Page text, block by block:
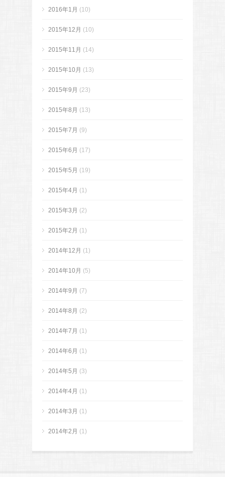
2016年1月 (10)
2015年12月 (10)
2015年11月 (14)
2015年10月 (13)
2015年9月 (23)
2015年8月 (13)
2015年7月 (9)
2015年6月 (17)
2015年5月 (19)
2015年4月 (1)
2015年3月 (2)
2015年2月 (1)
2014年12月 (1)
2014年10月 (5)
2014年9月 (7)
2014年8月 (2)
2014年7月 (1)
2014年6月 (1)
2014年5月 (3)
2014年4月 (1)
2014年3月 (1)
2014年2月 (1)